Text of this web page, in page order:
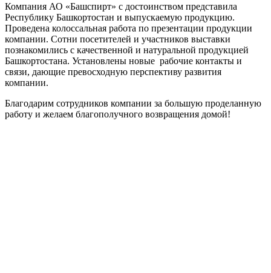
Компания АО «Башспирт» с достоинством представила
Республику Башкортостан и выпускаемую продукцию.
Проведена колоссальная работа по презентации продукции
компании. Сотни посетителей и участников выставки
познакомились с качественной и натуральной продукцией
Башкортостана. Установлены новые рабочие контакты и
связи, дающие превосходную перспективу развития
компании.
Благодарим сотрудников компании за большую проделанную
работу и желаем благополучного возвращения домой!